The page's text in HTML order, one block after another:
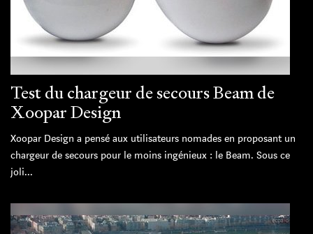
Test du chargeur de secours Beam de
Xoopar Design
Xoopar Design a pensé aux utilisateurs nomades en proposant un
chargeur de secours pour le moins ingénieux : le Beam. Sous ce
joli...